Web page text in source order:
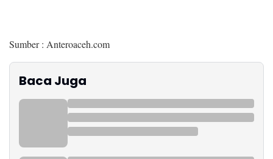
Sumber : Anteroaceh.com
Baca Juga